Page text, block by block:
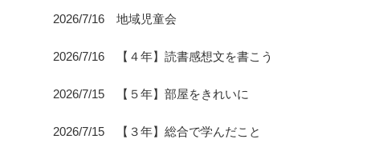
2026/7/16 地域児童会
2026/7/16 【４年】読書感想文を書こう
2026/7/15 【５年】部屋をきれいに
2026/7/15 【３年】総合で学んだこと